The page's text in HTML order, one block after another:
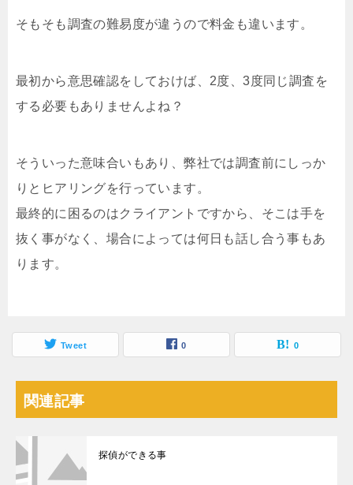
そもそも調査の難易度が違うので料金も違います。
最初から意思確認をしておけば、2度、3度同じ調査を
する必要もありませんよね？
そういった意味合いもあり、弊社では調査前にしっか
りとヒアリングを行っています。
最終的に困るのはクライアントですから、そこは手を
抜く事がなく、場合によっては何日も話し合う事もあ
ります。
Tweet 0 0
関連記事
探偵ができる事